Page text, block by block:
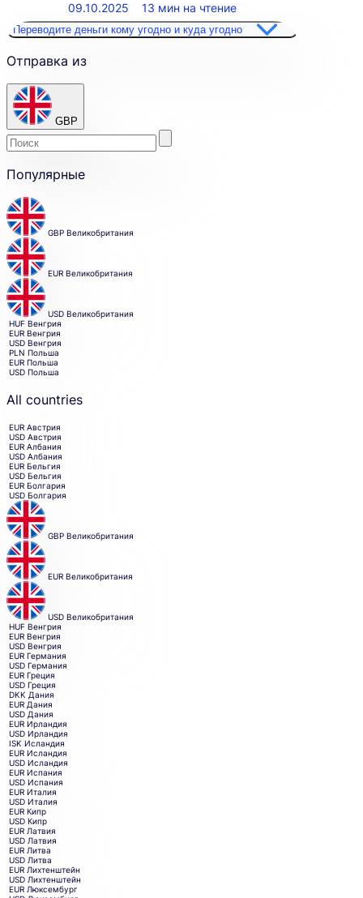
09.10.2025 13 мин на чтение
Переводите деньги кому угодно и куда угодно
Отправка из
GBP
country
you
want
to
send
money
from.
to
amount
country
and
currency
selection
and
move
sending
amount
entry.
Популярные
GBP Великобритания
EUR Великобритания
USD Великобритания
HUF Венгрия
EUR Венгрия
USD Венгрия
PLN Польша
EUR Польша
USD Польша
All countries
EUR Австрия
USD Австрия
EUR Албания
USD Албания
EUR Бельгия
USD Бельгия
EUR Болгария
USD Болгария
GBP Великобритания
EUR Великобритания
USD Великобритания
HUF Венгрия
EUR Венгрия
USD Венгрия
EUR Германия
USD Германия
EUR Греция
USD Греция
DKK Дания
EUR Дания
USD Дания
EUR Ирландия
USD Ирландия
ISK Исландия
EUR Исландия
USD Исландия
EUR Испания
USD Испания
EUR Италия
USD Италия
EUR Кипр
USD Кипр
EUR Латвия
USD Латвия
EUR Литва
USD Литва
EUR Лихтенштейн
USD Лихтенштейн
EUR Люксембург